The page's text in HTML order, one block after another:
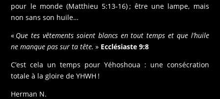
pour le monde (Matthieu 5:13-16) ; être une lampe, mais
non sans son huile…
« Que tes vêtements soient blancs en tout temps et que l’huile
ne manque pas sur ta tête. » Ecclésiaste 9:8
C’est cela un temps pour Yéhoshoua : une consécration
totale à la gloire de YHWH !
Herman N.